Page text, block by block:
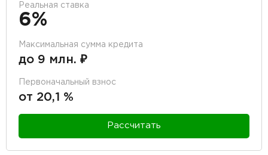
Реальная ставка
6%
Максимальная сумма кредита
до 9 млн. ₽
Первоначальный взнос
от 20,1 %
Рассчитать